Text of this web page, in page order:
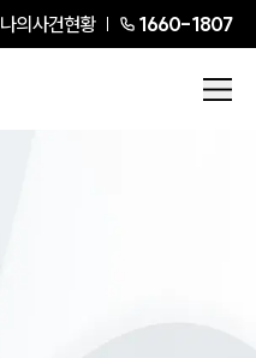
나의사건현황 1660-1807